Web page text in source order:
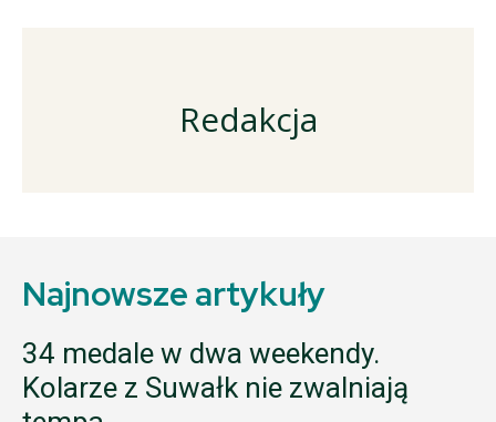
Redakcja
Najnowsze artykuły
34 medale w dwa weekendy.
Kolarze z Suwałk nie zwalniają